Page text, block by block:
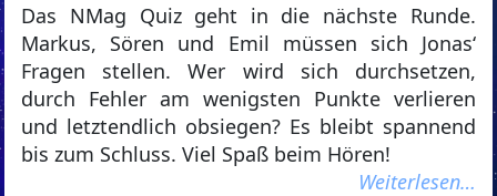
Das NMag Quiz geht in die nächste Runde.
Markus, Sören und Emil müssen sich Jonas‘
Fragen stellen. Wer wird sich durchsetzen,
durch Fehler am wenigsten Punkte verlieren
und letztendlich obsiegen? Es bleibt spannend
bis zum Schluss. Viel Spaß beim Hören!
Weiterlesen…